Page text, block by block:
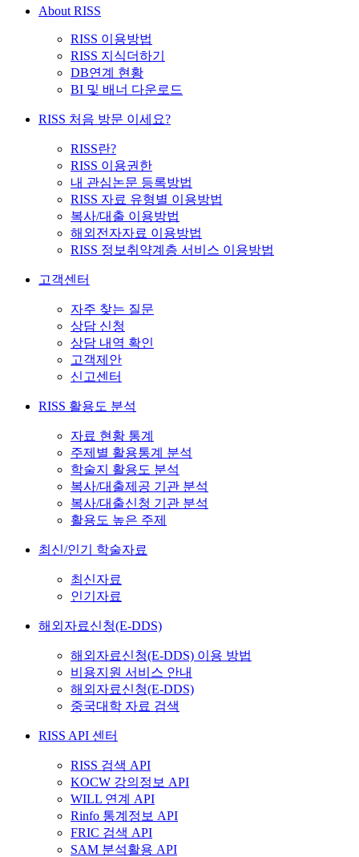
About RISS
RISS 이용방법
RISS 지식더하기
DB연계 현황
BI 및 배너 다운로드
RISS 처음 방문 이세요?
RISS란?
RISS 이용권한
내 관심논문 등록방법
RISS 자료 유형별 이용방법
복사/대출 이용방법
해외전자자료 이용방법
RISS 정보취약계층 서비스 이용방법
고객센터
자주 찾는 질문
상담 신청
상담 내역 확인
고객제안
신고센터
RISS 활용도 분석
자료 현황 통계
주제별 활용통계 분석
학술지 활용도 분석
복사/대출제공 기관 분석
복사/대출신청 기관 분석
활용도 높은 주제
최신/인기 학술자료
최신자료
인기자료
해외자료신청(E-DDS)
해외자료신청(E-DDS) 이용 방법
비용지원 서비스 안내
해외자료신청(E-DDS)
중국대학 자료 검색
RISS API 센터
RISS 검색 API
KOCW 강의정보 API
WILL 연계 API
Rinfo 통계정보 API
FRIC 검색 API
SAM 분석활용 API